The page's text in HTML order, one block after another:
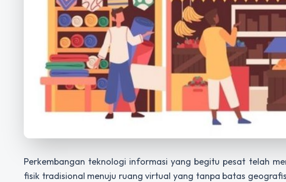
Perkembangan teknologi informasi yang begitu pesat telah
fisik tradisional menuju ruang virtual yang tanpa batas